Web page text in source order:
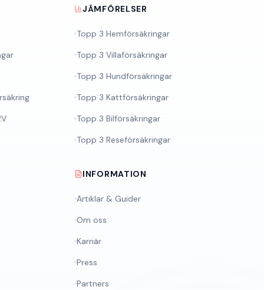
JÄMFÖRELSER
Topp 3 Hemförsäkringar
Topp 3 Villaförsäkringar
Topp 3 Hundförsäkringar
Topp 3 Kattförsäkringar
Topp 3 Bilförsäkringar
Topp 3 Reseförsäkringar
INFORMATION
Artiklar & Guider
Om oss
Karriär
Press
Partners